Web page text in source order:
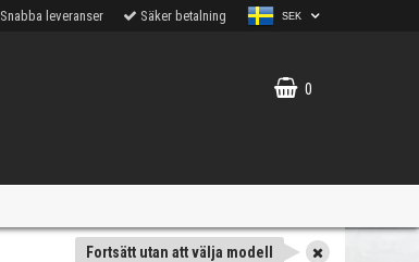
Snabba leveranser Säker betalning SEK
0
Fortsätt utan att välja modell